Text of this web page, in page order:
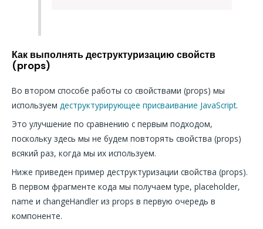
Как выполнять деструктуризацию свойств
(props)
Во втором способе работы со свойствами (props) мы
используем деструктурирующее присваивание JavaScript.
Это улучшение по сравнению с первым подходом,
поскольку здесь мы не будем повторять свойства (props)
всякий раз, когда мы их используем.
Ниже приведен пример деструктуризации свойства (props).
В первом фрагменте кода мы получаем type, placeholder,
name и changeHandler из props в первую очередь в
компоненте.